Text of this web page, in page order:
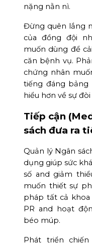
nặng nằn nì.
Đừng quên lắng
của đồng đội
muốn dùng để
căn bệnh vụ.
chứng nhân
tiếng đáng bảng
hiểu hơn về sự
Tiếp cận
sách đưa ra
Quản lý Ngân
dụng giúp sức
số and giảm
muốn thiết sự
pháp tất cả
PR and hoạt
béo múp.
Phát triển